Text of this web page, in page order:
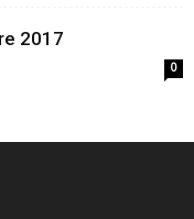
2017
0